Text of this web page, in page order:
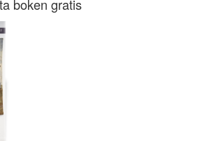
boken gratis